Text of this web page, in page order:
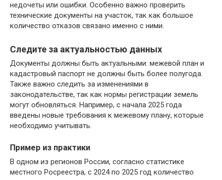
недочеты или ошибки. Особенно важно проверить
технические документы на участок, так как большое
количество отказов связано именно с ними.
Следите за актуальностью данных
Документы должны быть актуальными: межевой план и
кадастровый паспорт не должны быть более полугода.
Также важно следить за изменениями в
законодательстве, так как нормы регистрации земель
могут обновляться. Например, с начала 2025 года
введены новые требования к межевому плану, которые
необходимо учитывать.
Пример из практики
В одном из регионов России, согласно статистике
местного Росреестра, с 2024 по 2025 год количество